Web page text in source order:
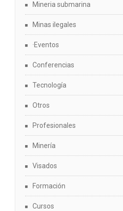
Mineria submarina
Minas ilegales
·Eventos
Conferencias
Tecnología
Otros
Profesionales
Minería
Visados
Formación
Cursos